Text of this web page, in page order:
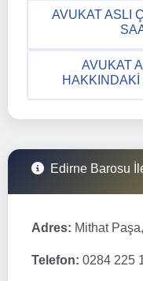
AVUKAT ASLI
AVUKAT
Edirne Barosu
Adres: Mithat
Telefon: 0284 225